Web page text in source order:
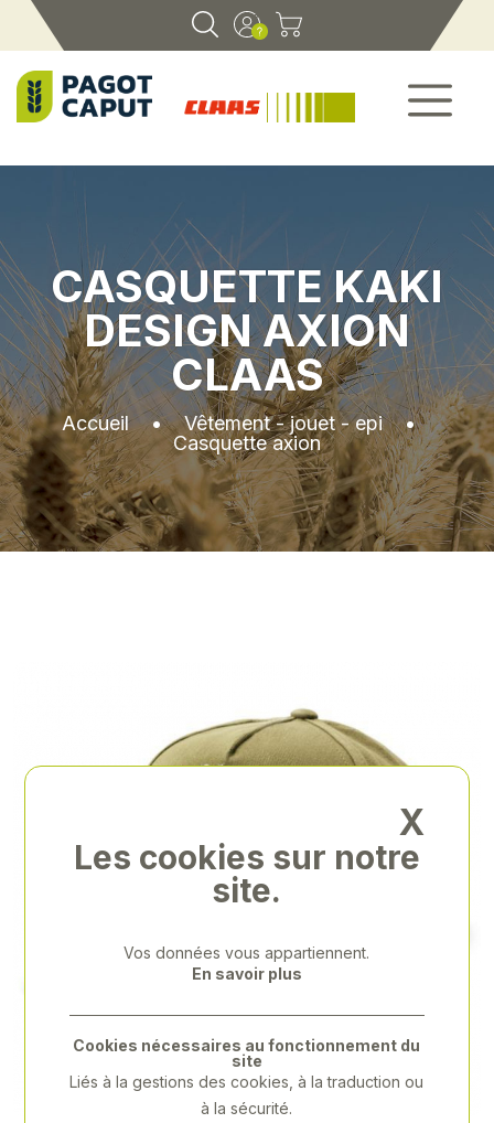
CASQUETTE KAKI
DESIGN AXION
CLAAS
Accueil•Vêtement - jouet - epi•
Casquette axion
X
Les cookies sur notre
site.
Vos données vous appartiennent.
En savoir plus
Cookies nécessaires au fonctionnement du
site
Liés à la gestions des cookies, à la traduction ou
à la sécurité.